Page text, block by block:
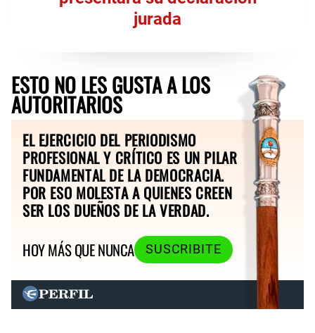
jurada
ESTO NO LES GUSTA A LOS
AUTORITARIOS
EL EJERCICIO DEL PERIODISMO
PROFESIONAL Y CRÍTICO ES UN PILAR
FUNDAMENTAL DE LA DEMOCRACIA.
POR ESO MOLESTA A QUIENES CREEN
SER LOS DUEÑOS DE LA VERDAD.
HOY MÁS QUE NUNCA
SUSCRIBITE